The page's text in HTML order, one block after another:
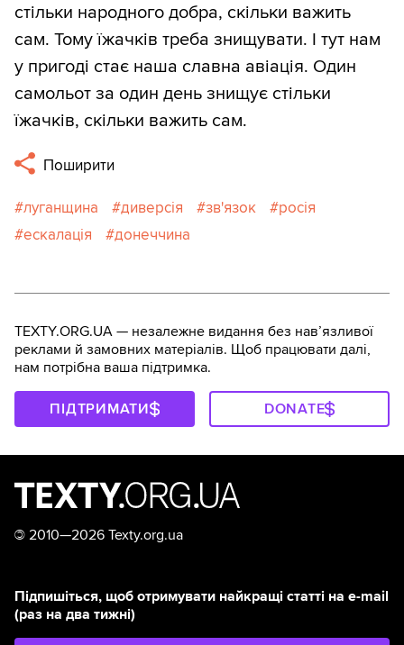
стільки народного добра, скільки важить
сам. Тому їжачків треба знищувати. І тут нам
у пригоді стає наша славна авіація. Один
самольот за один день знищує стільки
їжачків, скільки важить сам.
Поширити
луганщина диверсія зв'язок
росія
ескалація
донеччина
TEXTY.ORG.UA — незалежне видання без навʼязливої
реклами й замовних матеріалів. Щоб працювати далі,
нам потрібна ваша підтримка.
ПІДТРИМАТИ DONATE
© 2010—2026 Texty.org.ua
Підпишіться, щоб отримувати найкращі статті на e-mail
(раз на два тижні)